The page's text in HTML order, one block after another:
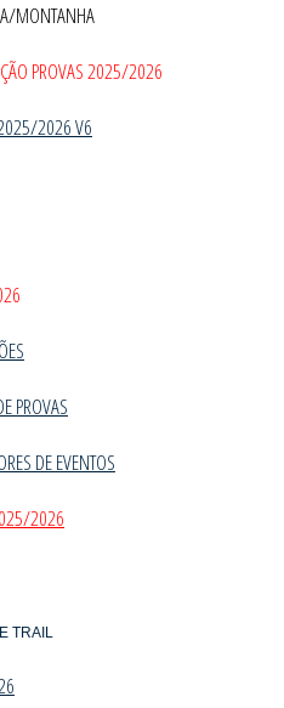
MONTANHA
PROVAS 2025/2026
2025/2026 V6
PROVAS
DE EVENTOS
2026
TRAIL
6